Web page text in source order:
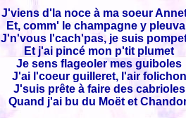
J'viens d'la noce à ma soeur
Et, comm' le champagne y
J'n'vous l'cach'pas, je suis
Et j'ai pincé mon p'tit plumet
Je sens flageoler mes guiboles
J'ai l'coeur guilleret, l'air folichon
J'suis prête à faire des cabrioles
Quand j'ai bu du Moët et